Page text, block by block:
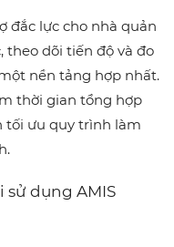
đắc lực cho nhà quản
theo dõi tiến độ và đo
nền tảng hợp nhất.
thời gian tổng hợp
tối ưu quy trình làm
dụng AMIS